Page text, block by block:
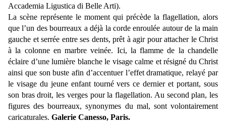
Accademia Ligustica di Belle Arti).
La scène représente le moment qui précède la flagellation, alors
que l’un des bourreaux a déjà la corde enroulée autour de la main
gauche et serrée entre ses dents, prêt à agir pour attacher le Christ
à la colonne en marbre veinée. Ici, la flamme de la chandelle
éclaire d’une lumière blanche le visage calme et résigné du Christ
ainsi que son buste afin d’accentuer l’effet dramatique, relayé par
le visage du jeune enfant tourné vers ce dernier et portant, sous
son bras droit, les verges pour la flagellation. Au second plan, les
figures des bourreaux, synonymes du mal, sont volontairement
caricaturales. Galerie Canesso, Paris.